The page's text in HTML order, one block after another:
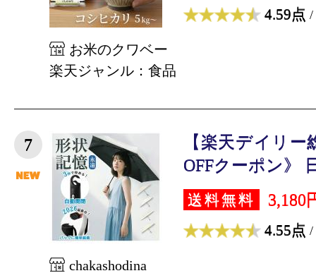
4.59点 /
お米のクワベー
楽天ジャンル：食品
7
【楽天デイリー
OFFクーポン》
送料無料 3,180
4.55点 /
chakashodina